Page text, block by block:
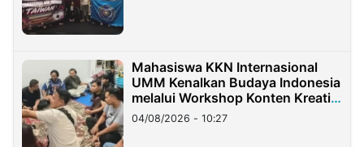
Mahasiswa KKN Internasional
UMM Kenalkan Budaya Indonesia
melalui Workshop Konten Kreatif
di Taiwan
04/08/2026 - 10:27